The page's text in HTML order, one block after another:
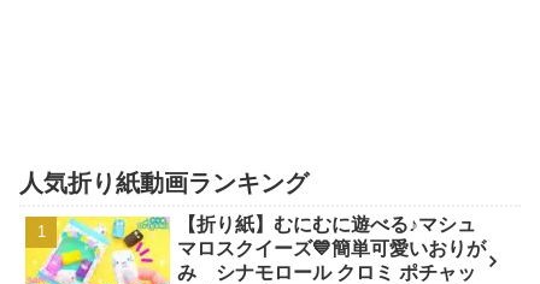
人気折り紙動画ランキング
【折り紙】むにむに遊べる♪マシュ
マロスクイーズ💙簡単可愛いおりが
み シナモロール クロミ ポチャッ